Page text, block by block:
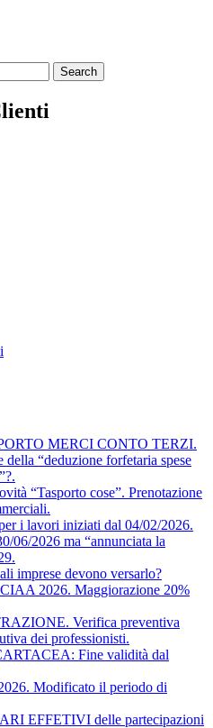
MERCI CONTO TERZI.
“deduzione forfetaria spese
“Tasporto cose”. Prenotazione
i lavori iniziati dal 04/02/2026.
06/2026 ma “annunciata la
imprese devono versarlo?
2026. Maggiorazione 20%
Verifica preventiva
dei professionisti.
Fine validità dal
Modificato il periodo di
EFFETIVI delle partecipazioni